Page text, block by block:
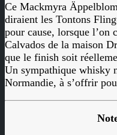
Ce Mackmyra
diraient les Tontons
pour cause, lorsque l’on
Calvados de la maison
que le finish soit
Un sympathique whisky
Normandie, à s’offrir